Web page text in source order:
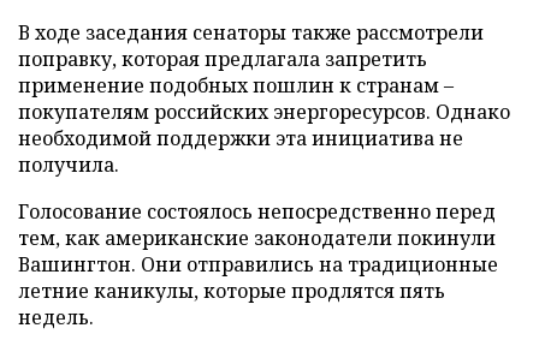
В ходе заседания сенаторы также рассмотрели
поправку, которая предлагала запретить
применение подобных пошлин к странам –
покупателям российских энергоресурсов. Однако
необходимой поддержки эта инициатива не
получила.
Голосование состоялось непосредственно перед
тем, как американские законодатели покинули
Вашингтон. Они отправились на традиционные
летние каникулы, которые продлятся пять
недель.